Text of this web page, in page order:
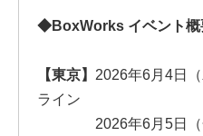
◆BoxWorks イベント概
【東京】 2026年6月4日
ライン
2026年6月5日（金